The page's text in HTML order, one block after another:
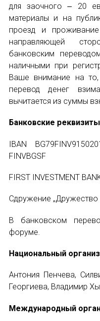
XIV
XV
XVI
РУССКИЙ
ПРОЕКТЫ
Научно-
Семинар в
Комплексное
Конференция
«Дар речи:
для заочного ‒ 20
материалы и на
проезд и
направляющей
банковским
наличными при
Ваше внимание на
перевод денег
вычитается из суммы
Банковские
IBAN
FINVBGSF
FIRST INVESTMENT
Сдружение „Дружество
В банковском
форуме.
Национальный
Антония Пенчева,
Георгиева, Владимир
Международный
E-MAIL
СООБЩЕНИЕ
E-MAIL